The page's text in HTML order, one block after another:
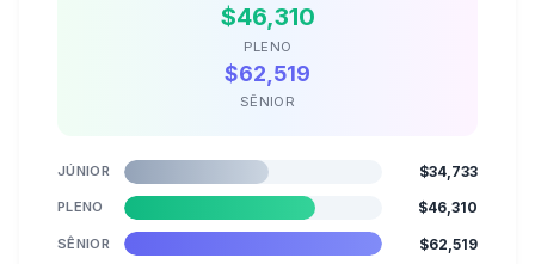
$46,310
PLENO
$62,519
SÊNIOR
JÚNIOR $34,733
PLENO $46,310
SÊNIOR $62,519